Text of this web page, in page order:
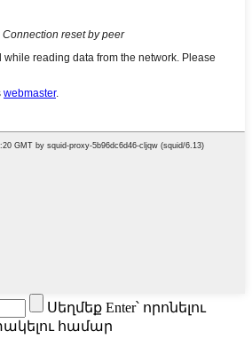
Սեղմեք Enter՝ որոնելու
համար